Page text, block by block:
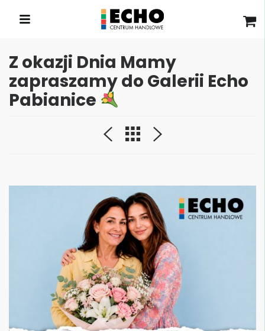
Z okazji Dnia Mamy
zapraszamy do Galerii Echo
Pabianice